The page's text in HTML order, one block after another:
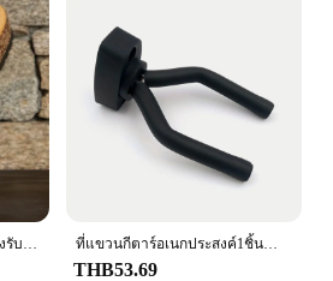
ผู้ชายแฟชั่นมุลเท้าพร้อมที่รองรับแบบโค้งสำหรับทุกเพศรองเท้าแตะชายหาดแบบคลาสสิก birkenstok สำหรับผู้ชายรองเท้าแตะหนังกลับแบบย้อนยุคทำจากไม้ก๊อก ที่แขวนกีตาร์อเนกประสงค์1ชิ้นสำหรับหลากหลายข้อมูลจำเพาะ-กีต้าร์ไฟฟ้า/คลาสสิค/โฟล์คกีตาร์เบสกีตาร์-ตะขอโลหะ
THB53.69